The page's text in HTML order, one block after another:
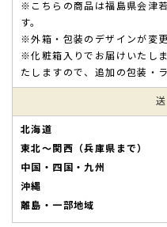
※こちらの商品は福島県会津
す。
※外箱・包装のデザインが変
※化粧箱入りでお届けいたし
たしますので、追加の包装・
北海道
東北～関西（兵庫県まで）
中国・四国・九州
沖縄
離島・一部地域